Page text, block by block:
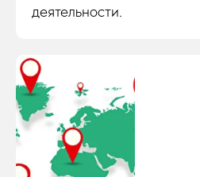
деятельности.